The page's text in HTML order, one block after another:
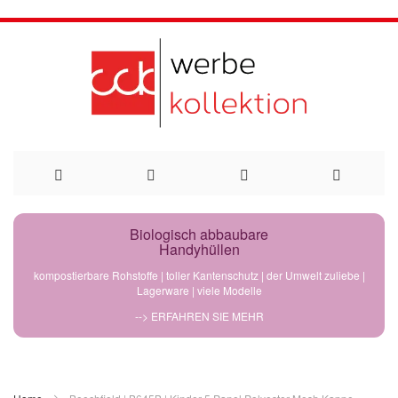
Direkt
Biologisch abbaubare
Handyhüllen
kompostierbare Rohstoffe | toller Kantenschutz | der Umwelt zuliebe |
Lagerware | viele Modelle
--> ERFAHREN SIE MEHR